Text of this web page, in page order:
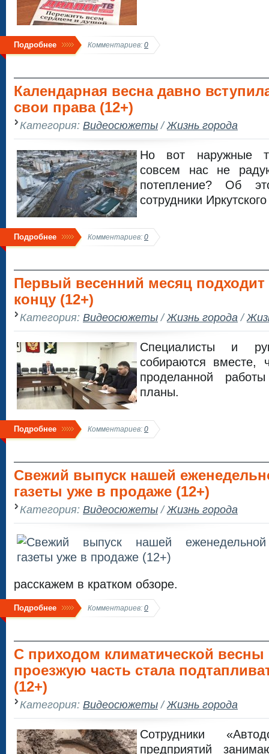
Подробнее Комментариев: 0
Календарная весна давно
свои права (12+)
Категория: Видеосюжеты/Жизнь города
Но вот наружные
совсем нас не
потепление? Об
сотрудники
Подробнее Комментариев: 0
Первый весенний месяц подходит
концу (12+)
Категория: Видеосюжеты/Жизнь города /
Специалисты и
собираются вместе,
проделанной
планы.
Подробнее Комментариев: 0
Свежий выпуск нашей
газеты уже в продаже (12+)
Категория: Видеосюжеты/Жизнь города
расскажем в кратком обзоре.
Подробнее Комментариев: 0
С приходом климатической весны
проезжую часть стала
(12+)
Категория: Видеосюжеты/Жизнь города
Сотрудники
предприятий